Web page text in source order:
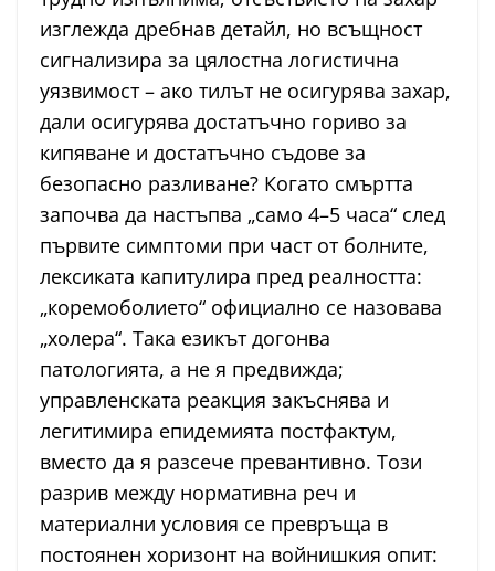
изглежда дребнав детайл, но всъщност
сигнализира за цялостна логистична
уязвимост – ако тилът не осигурява захар,
дали осигурява достатъчно гориво за
кипяване и достатъчно съдове за
безопасно разливане? Когато смъртта
започва да настъпва „само 4–5 часа“ след
първите симптоми при част от болните,
лексиката капитулира пред реалността:
„коремоболието“ официално се назовава
„холера“. Така езикът догонва
патологията, а не я предвижда;
управленската реакция закъснява и
легитимира епидемията постфактум,
вместо да я разсече превантивно. Този
разрив между нормативна реч и
материални условия се превръща в
постоянен хоризонт на войнишкия опит: